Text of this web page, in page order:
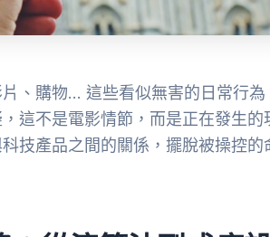
、購物… 這些看似無害的日常行
這不是電影情節，而是正在發生的
技產品之間的關係，擺脫被操控的